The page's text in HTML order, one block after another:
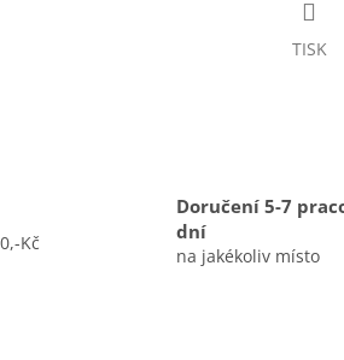
TISK
Kč
Doručení 5-7
dní
na jakékoliv místo